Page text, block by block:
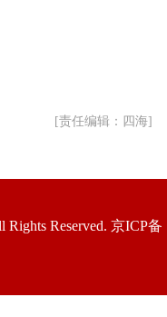
[责任编辑：四海]
Reserved. 京ICP备